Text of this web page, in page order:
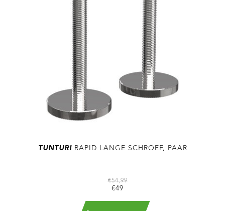
TUNTURIRAPID LANGE SCHROEF, PAAR
€54,99
€49